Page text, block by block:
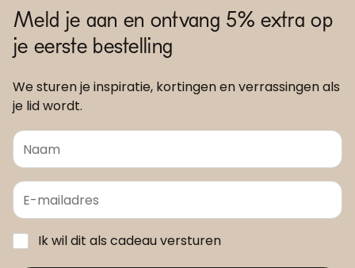
Meld je aan en ontvang 5% extra op
je eerste bestelling
We sturen je inspiratie, kortingen en verrassingen als
je lid wordt.
Ik wil dit als cadeau versturen